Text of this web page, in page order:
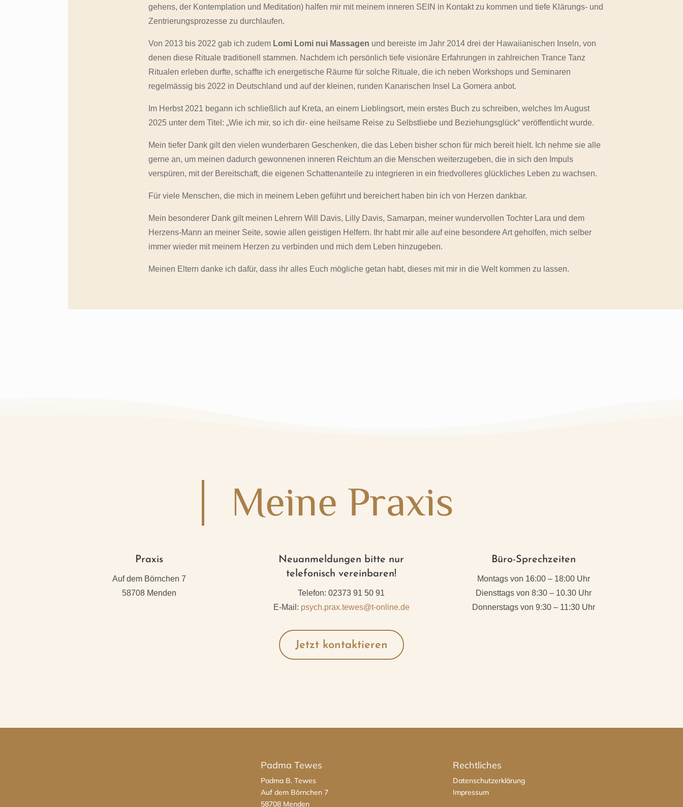
gehens, der Kontemplation und Meditation) halfen mir mit meinem inneren SEIN in Kontakt zu kommen und tiefe Klärungs- und
Zentrierungsprozesse zu durchlaufen.
Von 2013 bis 2022 gab ich zudem Lomi Lomi nui Massagen und bereiste im Jahr 2014 drei der Hawaiianischen Inseln, von
denen diese Rituale traditionell stammen. Nachdem ich persönlich tiefe visionäre Erfahrungen in zahlreichen Trance Tanz
Ritualen erleben durfte, schaffte ich energetische Räume für solche Rituale, die ich neben Workshops und Seminaren
regelmässig bis 2022 in Deutschland und auf der kleinen, runden Kanarischen Insel La Gomera anbot.
Im Herbst 2021 begann ich schließlich auf Kreta, an einem Lieblingsort, mein erstes Buch zu schreiben, welches Im August
2025 unter dem Titel: „Wie ich mir, so ich dir- eine heilsame Reise zu Selbstliebe und Beziehungsglück“ veröffentlicht wurde.
Mein tiefer Dank gilt den vielen wunderbaren Geschenken, die das Leben bisher schon für mich bereit hielt. Ich nehme sie alle
gerne an, um meinen dadurch gewonnenen inneren Reichtum an die Menschen weiterzugeben, die in sich den Impuls
verspüren, mit der Bereitschaft, die eigenen Schattenanteile zu integrieren in ein friedvolleres glückliches Leben zu wachsen.
Für viele Menschen, die mich in meinem Leben geführt und bereichert haben bin ich von Herzen dankbar.
Mein besonderer Dank gilt meinen Lehrern Will Davis, Lilly Davis, Samarpan, meiner wundervollen Tochter Lara und dem
Herzens-Mann an meiner Seite, sowie allen geistigen Helfern. Ihr habt mir alle auf eine besondere Art geholfen, mich selber
immer wieder mit meinem Herzen zu verbinden und mich dem Leben hinzugeben.
Meinen Eltern danke ich dafür, dass ihr alles Euch mögliche getan habt, dieses mit mir in die Welt kommen zu lassen.
Meine Praxis
Praxis
Auf dem Börnchen 7
58708 Menden
Neuanmeldungen bitte nur
telefonisch vereinbaren!
Telefon: 02373 91 50 91
E-Mail: psych.prax.tewes@t-online.de
Jetzt kontaktieren
Büro-Sprechzeiten
Montags von 16:00 – 18:00 Uhr
Diensttags von 8:30 – 10.30 Uhr
Donnerstags von 9:30 – 11:30 Uhr
Padma Tewes
Padma B. Tewes
Auf dem Börnchen 7
58708 Menden
Rechtliches
Datenschutzerklärung
Impressum